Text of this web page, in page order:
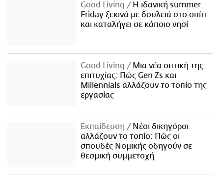
Good Living
Η ιδανική summer
Friday ξεκινά με δουλειά στο σπίτι
και καταλήγει σε κάποιο νησί
Good Living
Μια νέα οπτική της
επιτυχίας: Πώς Gen Zs και
Millennials αλλάζουν το τοπίο της
εργασίας
Εκπαίδευση
Νέοι δικηγόροι
αλλάζουν το τοπίο: Πώς οι
σπουδές Νομικής οδηγούν σε
θεσμική συμμετοχή